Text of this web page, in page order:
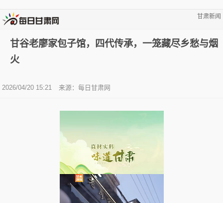
甘肃新闻
甘谷老廖家包子馆，四代传承，一笼藏尽乡愁与烟
火
2026/04/20 15:21 来源： 每日甘肃网